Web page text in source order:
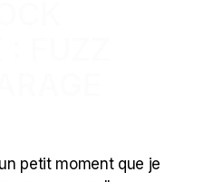
petit moment que je